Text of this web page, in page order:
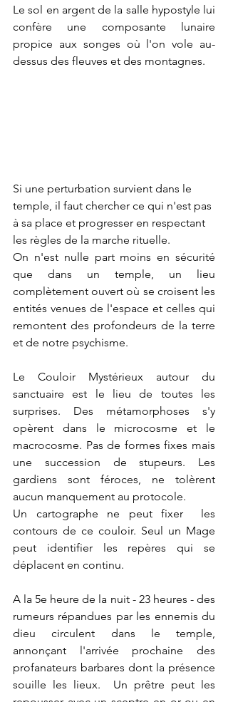
Le sol en argent de la salle hypostyle lui
confère une composante lunaire
propice aux songes où l'on vole au-
dessus des fleuves et des montagnes.
Si une perturbation survient dans le
temple, il faut chercher ce qui n'est pas
à sa place et progresser en respectant
les règles de la marche rituelle.
On n'est nulle part moins en sécurité
que dans un temple, un lieu
complètement ouvert où se croisent les
entités venues de l'espace et celles qui
remontent des profondeurs de la terre
et de notre psychisme.
Le Couloir Mystérieux autour du
sanctuaire est le lieu de toutes les
surprises. Des métamorphoses s'y
opèrent dans le microcosme et le
macrocosme. Pas de formes fixes mais
une succession de stupeurs. Les
gardiens sont féroces, ne tolèrent
aucun manquement au protocole.
Un cartographe ne peut fixer  les
contours de ce couloir. Seul un Mage
peut identifier les repères qui se
déplacent en continu.
A la 5e heure de la nuit - 23 heures - des
rumeurs répandues par les ennemis du
dieu circulent dans le temple,
annonçant l'arrivée prochaine des
profanateurs barbares dont la présence
souille les lieux.  Un prêtre peut les